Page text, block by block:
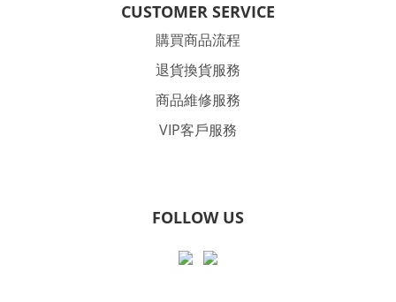
CUSTOMER SERVICE
購買商品流程
退貨換貨服務
商品維修服務
VIP客戶服務
FOLLOW US